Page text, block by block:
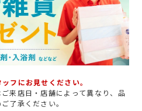
フにお見せください。
来店日・店舗によって異なり、品
了承ください。